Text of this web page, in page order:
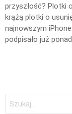
przyszłość? Plotki
krążą plotki o
najnowszym
podpisało już
Szukaj: